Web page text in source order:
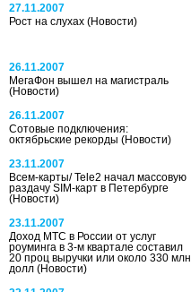
27.11.2007
Рост на слухах (Новости)
26.11.2007
МегаФон вышел на магистраль
(Новости)
26.11.2007
Сотовые подключения:
октябрьские рекорды (Новости)
23.11.2007
Всем-карты/ Tele2 начал массовую
раздачу SIM-карт в Петербурге
(Новости)
23.11.2007
Доход МТС в России от услуг
роуминга в 3-м квартале составил
20 проц выручки или около 330 млн
долл (Новости)